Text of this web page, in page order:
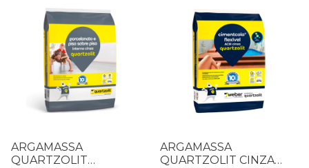
ARGAMASSA
QUARTZOLIT
ARGAMASSA
QUARTZOLIT CINZA